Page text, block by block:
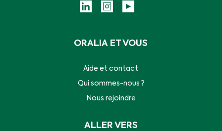
ORALIA ET VOUS
Aide et contact
Qui sommes-nous ?
Nous rejoindre
ALLER VERS